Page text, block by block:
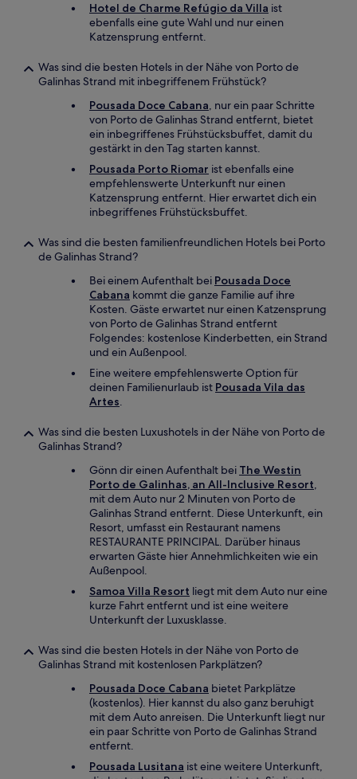
Hotel de Charme Refúgio da Villa ist
ebenfalls eine gute Wahl und nur einen
Katzensprung entfernt.
Was sind die besten Hotels in der Nähe von Porto de
Galinhas Strand mit inbegriffenem Frühstück?
Pousada Doce Cabana, nur ein paar Schritte
von Porto de Galinhas Strand entfernt, bietet
ein inbegriffenes Frühstücksbuffet, damit du
gestärkt in den Tag starten kannst.
Pousada Porto Riomar ist ebenfalls eine
empfehlenswerte Unterkunft nur einen
Katzensprung entfernt. Hier erwartet dich ein
inbegriffenes Frühstücksbuffet.
Was sind die besten familienfreundlichen Hotels bei Porto
de Galinhas Strand?
Bei einem Aufenthalt bei Pousada Doce
Cabana kommt die ganze Familie auf ihre
Kosten. Gäste erwartet nur einen Katzensprung
von Porto de Galinhas Strand entfernt
Folgendes: kostenlose Kinderbetten, ein Strand
und ein Außenpool.
Eine weitere empfehlenswerte Option für
deinen Familienurlaub ist Pousada Vila das
Artes.
Was sind die besten Luxushotels in der Nähe von Porto de
Galinhas Strand?
Gönn dir einen Aufenthalt bei The Westin
Porto de Galinhas, an All-Inclusive Resort,
mit dem Auto nur 2 Minuten von Porto de
Galinhas Strand entfernt. Diese Unterkunft, ein
Resort, umfasst ein Restaurant namens
RESTAURANTE PRINCIPAL. Darüber hinaus
erwarten Gäste hier Annehmlichkeiten wie ein
Außenpool.
Samoa Villa Resort liegt mit dem Auto nur eine
kurze Fahrt entfernt und ist eine weitere
Unterkunft der Luxusklasse.
Was sind die besten Hotels in der Nähe von Porto de
Galinhas Strand mit kostenlosen Parkplätzen?
Pousada Doce Cabana bietet Parkplätze
(kostenlos). Hier kannst du also ganz beruhigt
mit dem Auto anreisen. Die Unterkunft liegt nur
ein paar Schritte von Porto de Galinhas Strand
entfernt.
Pousada Lusitana ist eine weitere Unterkunft,